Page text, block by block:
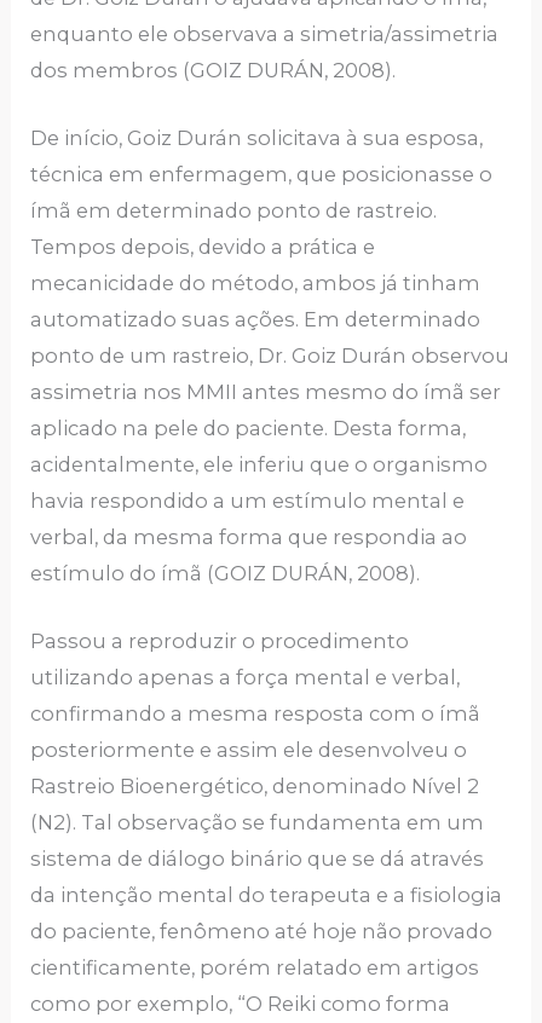
enquanto ele observava a simetria/assimetria
dos membros (GOIZ DURÁN, 2008).
De início, Goiz Durán solicitava à sua esposa,
técnica em enfermagem, que posicionasse o
ímã em determinado ponto de rastreio.
Tempos depois, devido a prática e
mecanicidade do método, ambos já tinham
automatizado suas ações. Em determinado
ponto de um rastreio, Dr. Goiz Durán observou
assimetria nos MMII antes mesmo do ímã ser
aplicado na pele do paciente. Desta forma,
acidentalmente, ele inferiu que o organismo
havia respondido a um estímulo mental e
verbal, da mesma forma que respondia ao
estímulo do ímã (GOIZ DURÁN, 2008).
Passou a reproduzir o procedimento
utilizando apenas a força mental e verbal,
confirmando a mesma resposta com o ímã
posteriormente e assim ele desenvolveu o
Rastreio Bioenergético, denominado Nível 2
(N2). Tal observação se fundamenta em um
sistema de diálogo binário que se dá através
da intenção mental do terapeuta e a fisiologia
do paciente, fenômeno até hoje não provado
cientificamente, porém relatado em artigos
como por exemplo, “O Reiki como forma